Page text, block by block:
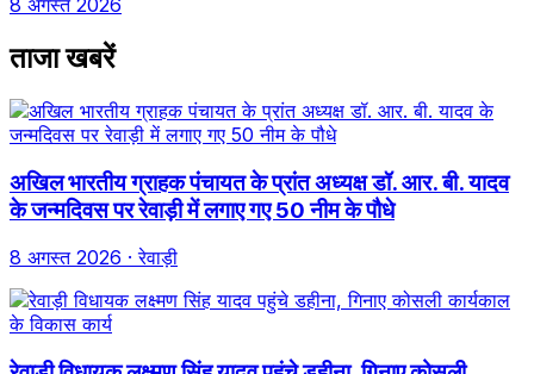
8 अगस्त 2026
ताजा खबरें
अखिल भारतीय ग्राहक पंचायत के प्रांत अध्यक्ष डॉ. आर. बी. यादव
के जन्मदिवस पर रेवाड़ी में लगाए गए 50 नीम के पौधे
8 अगस्त 2026 · रेवाड़ी